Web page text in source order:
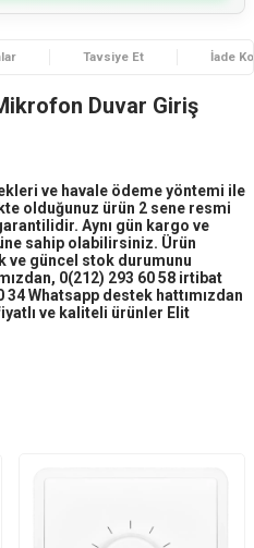
Tavsiye Et İade
Duvar Giriş
ve havale ödeme yöntemi ile
olduğunuz ürün 2 sene resmi
Aynı gün kargo ve
sahip olabilirsiniz. Ürün
ve güncel stok durumunu
0(212) 293 60 58 irtibat
34 Whatsapp destek hattımızdan
ve kaliteli ürünler Elit